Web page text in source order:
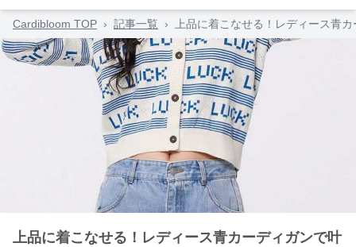
Cardibloom TOP › 記事一覧 › 上品に着こなせる！レディース青
上品に着こなせる！レディース青カーディガンで叶